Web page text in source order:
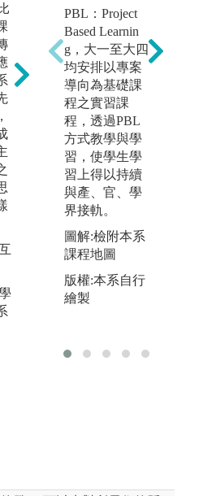
(2)當代建築族
譜研究 - 設計
九大家族歸納
- 經典案例解
析：時間推進
著世界的演
變，演變留下
的痕跡則成為
知識與經驗。
藉由學習當代
建築與室內的
設計先例，依
格、樣式、設
計方法等進行
歸納整合，建
構出全國唯一
圖解:系圖書室
PBL：Project
Based Learnin
g，大一至大四
均安排以專案
導向為基礎課
程之實習課
程，透過PBL
方式教學與學
習，使學生學
習上得以持續
與產、官、學
界接軌。
圖解:檢附本系
課程地圖
版權:本系自行
繪製